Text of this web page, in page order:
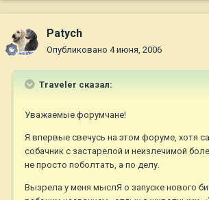
Patych
Опубликовано 4 июня, 2006
Traveler сказал:
Уважаемые форумчане!
Я впервые свечусь на этом форуме, хотя
собачник с застарелой и неизлечимой
не просто поболтать, а по делу.
Вызрела у меня мыслЯ о запуске нового